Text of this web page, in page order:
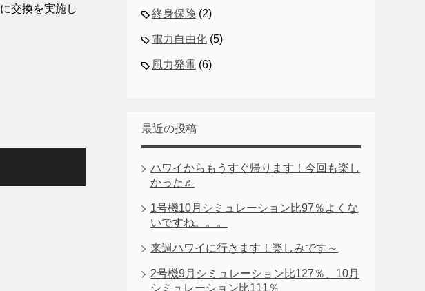
交換を実施し
終身保険 (2)
電力自由化 (5)
風力発電 (6)
最近の投稿
ハワイからもうすぐ帰ります！今回も楽し
かった♬
1号機10月シミュレーション比97％よくな
いですね。。。
来週ハワイに行きます！楽しみです～
2号機9月シミュレーション比127％、10月
シミュレーション比111％